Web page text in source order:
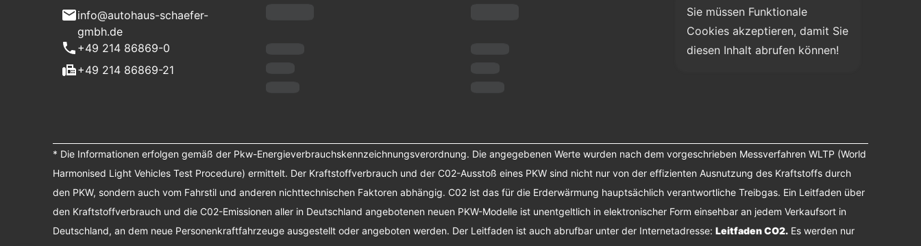
info@autohaus-schaefer-
gmbh.de
+49 214 86869-0
+49 214 86869-21
Sie müssen Funktionale
Cookies akzeptieren, damit Sie
diesen Inhalt abrufen können!
* Die Informationen erfolgen gemäß der Pkw-Energieverbrauchskennzeichnungsverordnung. Die angegebenen Werte wurden nach dem vorgeschrieben Messverfahren WLTP (World
Harmonised Light Vehicles Test Procedure) ermittelt. Der Kraftstoffverbrauch und der C02-Ausstoß eines PKW sind nicht nur von der effizienten Ausnutzung des Kraftstoffs durch
den PKW, sondern auch vom Fahrstil und anderen nichttechnischen Faktoren abhängig. C02 ist das für die Erderwärmung hauptsächlich verantwortliche Treibgas. Ein Leitfaden über
den Kraftstoffverbrauch und die C02-Emissionen aller in Deutschland angebotenen neuen PKW-Modelle ist unentgeltlich in elektronischer Form einsehbar an jedem Verkaufsort in
Deutschland, an dem neue Personenkraftfahrzeuge ausgestellt oder angeboten werden. Der Leitfaden ist auch abrufbar unter der Internetadresse: Leitfaden CO2. Es werden nur